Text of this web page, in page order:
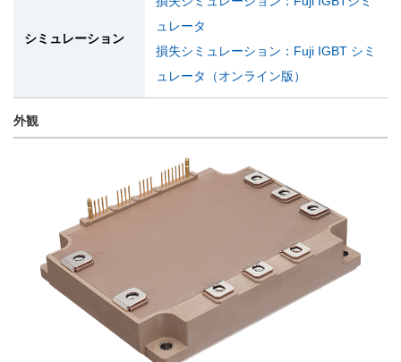
シミュレーション
ュレータ
損失シミュレーション：Fuji IGBT シミ
ュレータ（オンライン版）
外観